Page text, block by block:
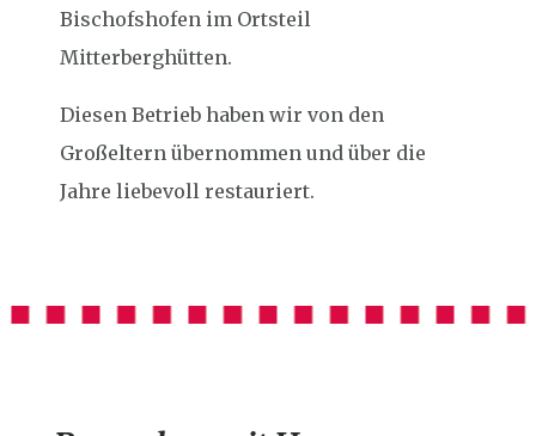
Bischofshofen im Ortsteil
Mitterberghütten.
Diesen Betrieb haben wir von den
Großeltern übernommen und über die
Jahre liebevoll restauriert.